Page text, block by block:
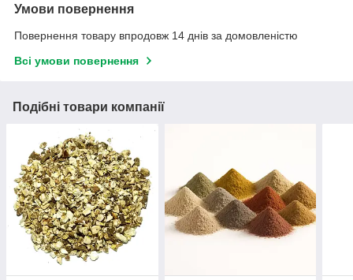
Умови повернення
Повернення товару впродовж 14 днів за домовленістю
Всі умови повернення
Подібні товари компанії